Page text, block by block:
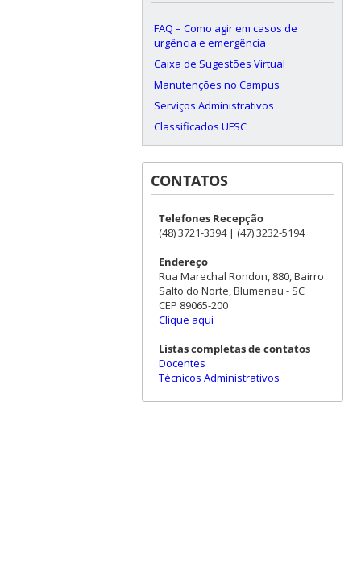
FAQ – Como agir em casos de
urgência e emergência
Caixa de Sugestões Virtual
Manutenções no Campus
Serviços Administrativos
Classificados UFSC
CONTATOS
Telefones Recepção
(48) 3721-3394 | (47) 3232-5194
Endereço
Rua Marechal Rondon, 880, Bairro
Salto do Norte, Blumenau - SC
CEP 89065-200
Clique aqui
Listas completas de contatos
Docentes
Técnicos Administrativos